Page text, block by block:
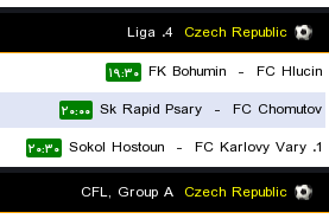
Czech Republic
FC Hlucin
-
FK Bohumin ۱۹:۳۰
FC Chomutov
-
Sk Rapid Psary ۲۰:۰۰
1. FC Karlovy Vary
-
Sokol Hostoun ۲۰:۳۰
Czech Republic